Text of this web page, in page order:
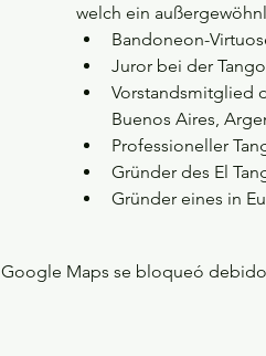
welch ein
Bandoneon-
Juror bei der
Vorstandsmitglied
Buenos Aires,
Professioneller
Gründer des El
Gründer eines in
Google Maps se bloqueó